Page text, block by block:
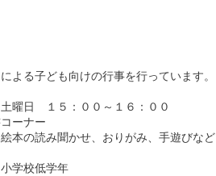
る子ども向けの行事を行っています。
曜日　１５：００～１６：００
ー
せ、おりがみ、手遊びなど
低学年